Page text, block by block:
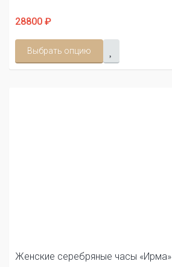
28800 ₽
Выбрать опцию
Женские серебряные часы «Ирма»